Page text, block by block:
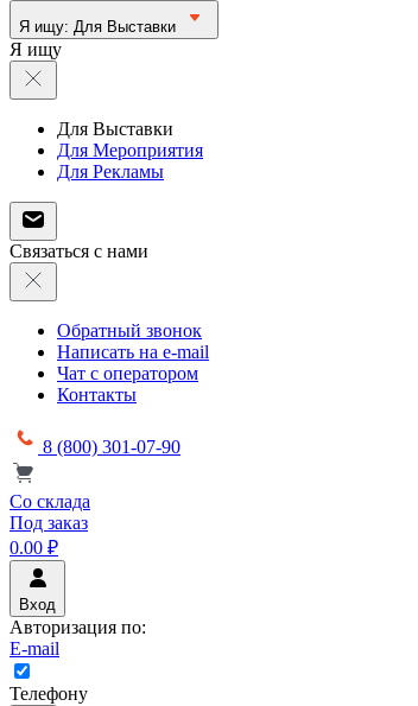
Я ищу: Для Выставки
Я ищу
Для Выставки
Для Мероприятия
Для Рекламы
Связаться с нами
Обратный звонок
Написать на e-mail
Чат с оператором
Контакты
8 (800) 301-07-90
Со склада
Под заказ
0.00 ₽
Вход
Авторизация по:
E-mail
Телефону